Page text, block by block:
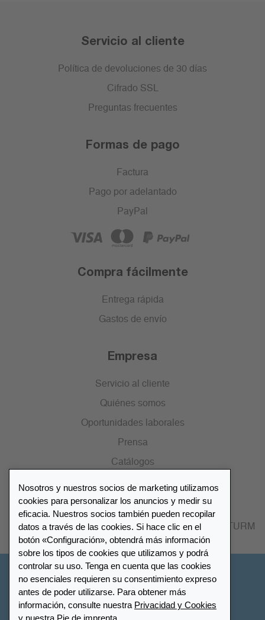
Servicio al cliente
Política de devoluciones de 30 días
Cifrado SSL
Preguntas frecuentes
Formas de pago
Factura
Pago por adelantado
PayPal
Compra fácilmente
Entrega rápida
Gastos de envío
Empresa
Servicio al cliente
Quiénes somos
Oportunidades laborales
Prensa
Catálogos
Lista de distribuidores
Encuentre su distribuidor más cercano LEUCHTTURM
Nosotros y nuestros socios de marketing utilizamos
cookies para personalizar los anuncios y medir su
eficacia. Nuestros socios también pueden recopilar
datos a través de las cookies. Si hace clic en el
botón «Configuración», obtendrá más información
sobre los tipos de cookies que utilizamos y podrá
controlar su uso. Tenga en cuenta que las cookies
no esenciales requieren su consentimiento expreso
antes de poder utilizarse. Para obtener más
información, consulte nuestra Privacidad y Cookies
y nuestra Pie de imprenta.
Configuración de cookies Privacidad y Cookies